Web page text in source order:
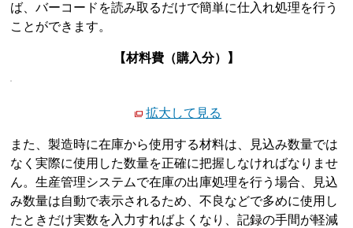
ば、バーコードを読み取るだけで簡単に仕入れ処理を行う
ことができます。
【材料費（購入分）】
拡大して見る
また、製造時に在庫から使用する材料は、見込み数量では
なく実際に使用した数量を正確に把握しなければなりませ
ん。生産管理システムで在庫の出庫処理を行う場合、見込
み数量は自動で表示されるため、不良などで多めに使用し
たときだけ実数を入力すればよくなり、記録の手間が軽減